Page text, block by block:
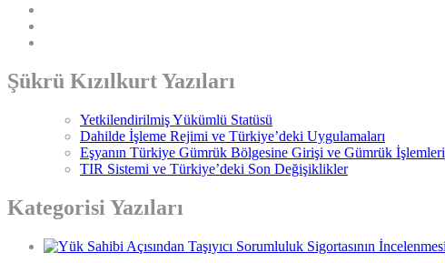
Şükrü Kızılkurt Yazıları
Yetkilendirilmiş Yükümlü Statüsü
Dahilde İşleme Rejimi ve Türkiye’deki Uygulamaları
Eşyanın Türkiye Gümrük Bölgesine Girişi ve Gümrük İşlemleri
TIR Sistemi ve Türkiye’deki Son Değişiklikler
Kategorisi Yazıları